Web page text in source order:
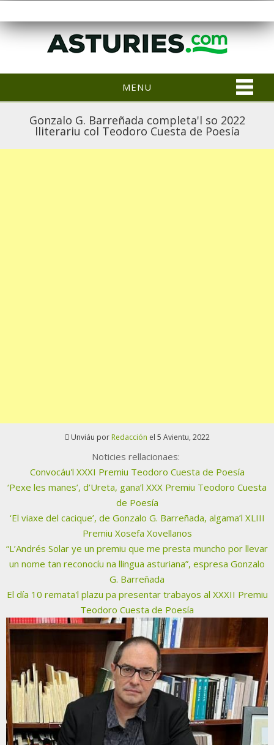
MENU
Gonzalo G. Barreñada completa'l so 2022
lliterariu col Teodoro Cuesta de Poesía
Unviáu por Redacción el 5 Avientu, 2022
Noticies rellacionaes:
Convocáu'l XXXI Premiu Teodoro Cuesta de Poesía
‘Pexe les manes’, d’Ureta, gana’l XXX Premiu Teodoro Cuesta
de Poesía
‘El viaxe del cacique’, de Gonzalo G. Barreñada, algama’l XLIII
Premiu Xosefa Xovellanos
“L’Andrés Solar ye un premiu que me presta muncho por llevar
un nome tan reconocíu na llingua asturiana”, espresa Gonzalo
G. Barreñada
El día 10 remata'l plazu pa presentar trabayos al XXXII Premiu
Teodoro Cuesta de Poesía